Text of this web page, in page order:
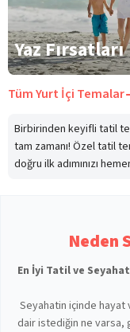
Yaz Fırsatları
TümYurt İçi Temalar
Birbirinden keyifli tatil
tam zamanı! Özel tatil
doğru ilk adımınızı
Neden
En İyi Tatil ve
Seyahatin içinde hayat
dair istediğin ne varsa,